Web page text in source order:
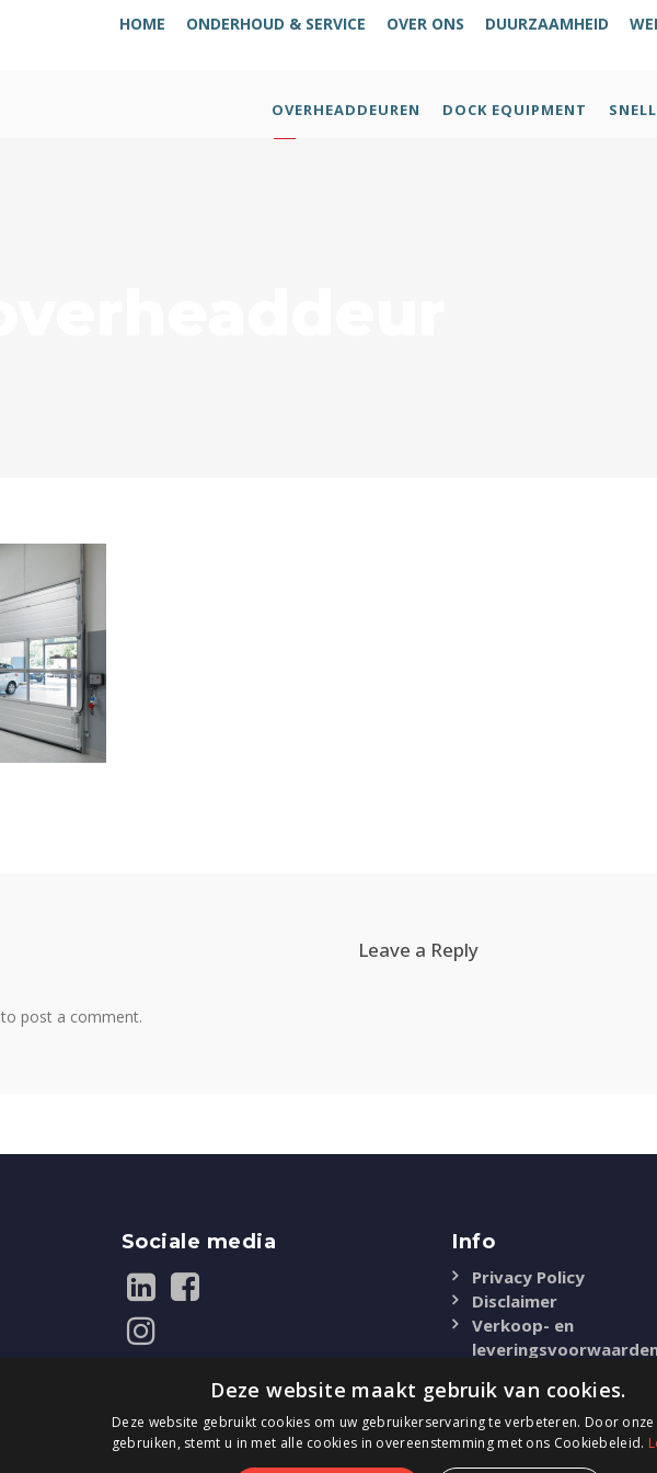
HOME ONDERHOUD & SERVICE OVER ONS DUURZAAMHEID
OVERHEADDEUREN DOCK EQUIPMENT
Leave a Reply
to post a comment.
Sociale media Info
Privacy Policy
Disclaimer
Verkoop- en
Deze website maakt gebruik van cookies.
Deze website gebruikt cookies om uw gebruikerservaring te verbeteren. Door
gebruiken, stemt u in met alle cookies in overeenstemming met ons Cookiebeleid.